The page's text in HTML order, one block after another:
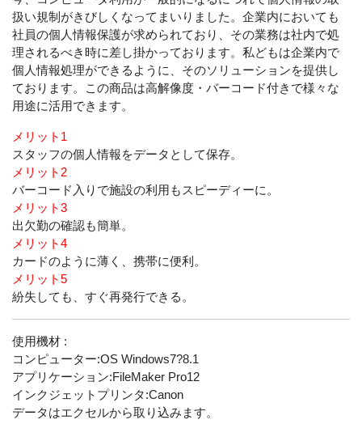
扱い規制がきびしくなってまいりました。企業内においても
社員の個人情報保護が求められており、その業務は社内で処
理されるべき時に差し掛かっております。私どもは企業内で
個人情報処理ができるように、そのソリューションを提供し
ております。この商品は高解像度・バーコード付きで様々な
用途に活用できます。
メリット1
スタッフの個人情報をデータとして保存。
メリット2
バーコード入りで施設の利用もスピーディーに。
メリット3
出欠勤の確認も簡単。
メリット4
カードのように薄く、携帯に便利。
メリット5
紛失しても、すぐ再発行できる。
使用機材 :
コンピューター:OS Windows7?8.1
アプリケーション:FileMaker Pro12
インクジェットプリンタ:Canon
データはエクセルから取り込みます。